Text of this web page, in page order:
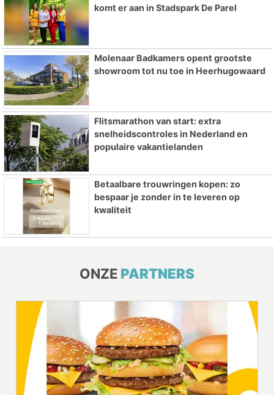
komt er aan in Stadspark De Parel
Molenaar Badkamers opent grootste
showroom tot nu toe in Heerhugowaard
Flitsmarathon van start: extra
snelheidscontroles in Nederland en
populaire vakantielanden
Betaalbare trouwringen kopen: zo
bespaar je zonder in te leveren op
kwaliteit
ONZE PARTNERS